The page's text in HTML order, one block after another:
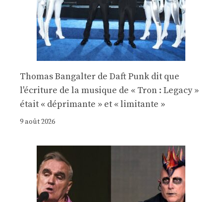
Thomas Bangalter de Daft Punk dit que
l'écriture de la musique de « Tron : Legacy »
était « déprimante » et « limitante »
9 août 2026